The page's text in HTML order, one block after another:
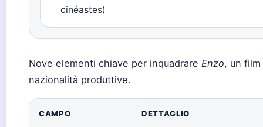
cinéastes)
Nove elementi chiave per inquadrare Enzo, un
nazionalità produttive.
CAMPO DETTAGLIO